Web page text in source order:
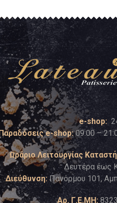
e-shop:
e-shop:09:00 –
Ωράριο Λειτουργίας
Δευτέρα έως
Διεύθυνση: Πανόρμου 101,
Αρ. Γ.Ε.ΜΗ: